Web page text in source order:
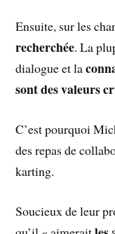
Ensuite, sur les
recherchée. La
dialogue et la
sont des valeurs
C’est pourquoi
des repas de
karting.
Soucieux de leur